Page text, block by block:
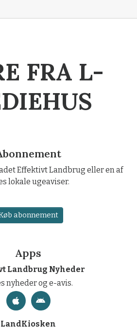
FRA L-
Effektivt Landbrug eller en af
lokale ugeaviser.
abonnement
Apps
Landbrug Nyheder
nyheder og e-avis.
LandKiosken